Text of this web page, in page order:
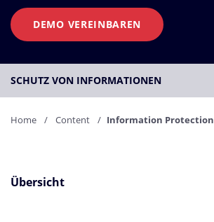
DEMO VEREINBAREN
SCHUTZ VON INFORMATIONEN
Home Content Information Protection
Übersicht